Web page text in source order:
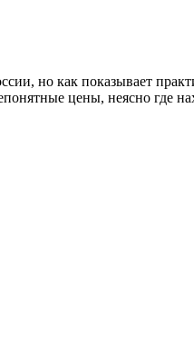
но как показывает
цены, неясно где